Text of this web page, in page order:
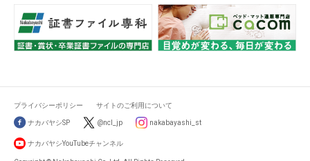
プライバシーポリシー サイトのご利用について
ナカバヤシSP @ncl_jp nakabayashi_st
ナカバヤシYouTubeチャンネル